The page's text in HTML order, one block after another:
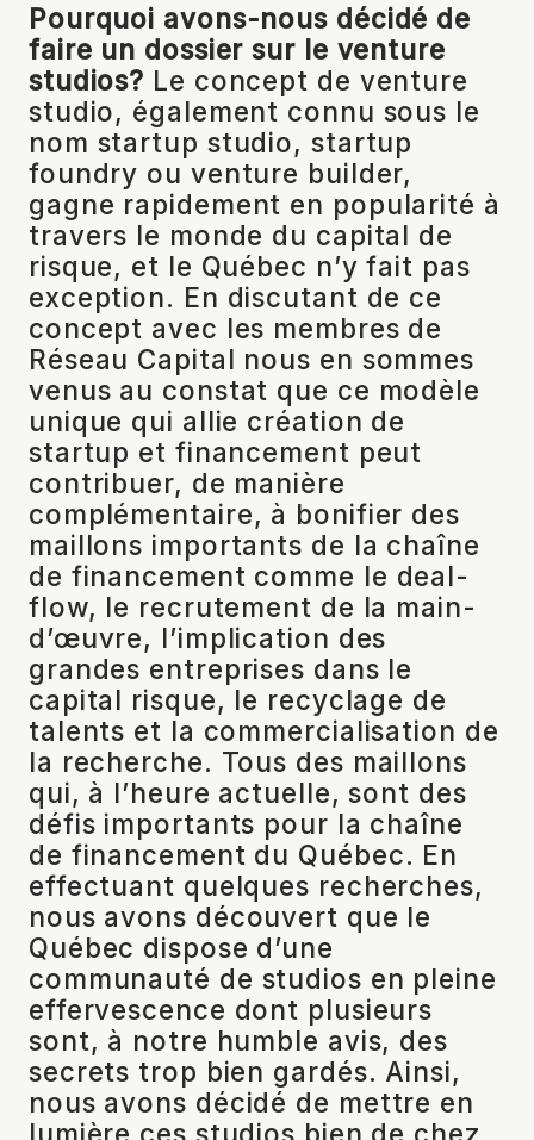
Pourquoi avons-nous décidé de
faire un dossier sur le venture
studios? Le concept de venture
studio, également connu sous le
nom startup studio, startup
foundry ou venture builder,
gagne rapidement en popularité à
travers le monde du capital de
risque, et le Québec n’y fait pas
exception. En discutant de ce
concept avec les membres de
Réseau Capital nous en sommes
venus au constat que ce modèle
unique qui allie création de
startup et financement peut
contribuer, de manière
complémentaire, à bonifier des
maillons importants de la chaîne
de financement comme le deal-
flow, le recrutement de la main-
d’œuvre, l’implication des
grandes entreprises dans le
capital risque, le recyclage de
talents et la commercialisation de
la recherche. Tous des maillons
qui, à l’heure actuelle, sont des
défis importants pour la chaîne
de financement du Québec. En
effectuant quelques recherches,
nous avons découvert que le
Québec dispose d’une
communauté de studios en pleine
effervescence dont plusieurs
sont, à notre humble avis, des
secrets trop bien gardés. Ainsi,
nous avons décidé de mettre en
lumière ces studios bien de chez